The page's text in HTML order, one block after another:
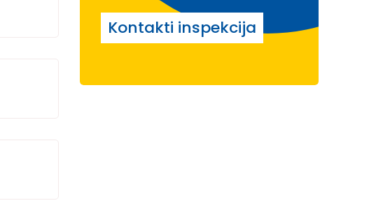
Kontakti inspekcija